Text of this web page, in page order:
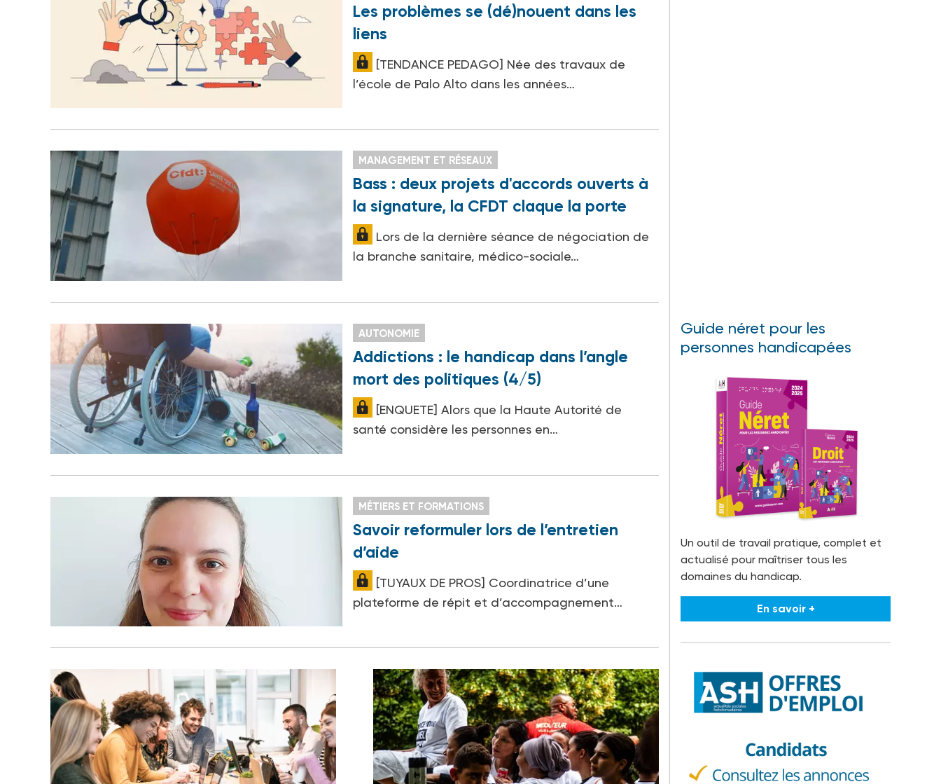
Les problèmes se (dé)nouent dans les
liens
[TENDANCE PEDAGO] Née des travaux de
l’école de Palo Alto dans les années…
MANAGEMENT ET RÉSEAUX
Bass : deux projets d'accords ouverts à
la signature, la CFDT claque la porte
Lors de la dernière séance de négociation de
la branche sanitaire, médico-sociale…
AUTONOMIE
Addictions : le handicap dans l’angle
mort des politiques (4/5)
[ENQUETE] Alors que la Haute Autorité de
santé considère les personnes en…
MÉTIERS ET FORMATIONS
Savoir reformuler lors de l’entretien
d’aide
[TUYAUX DE PROS] Coordinatrice d’une
plateforme de répit et d’accompagnement…
Guide néret pour les
personnes handicapées
Un outil de travail pratique, complet et
actualisé pour maîtriser tous les
domaines du handicap.
En savoir +